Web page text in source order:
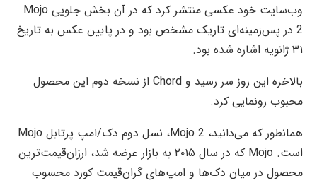
وب‌سایت خود عکسی منتشر کرد که در آن بخش جلویی Mojo
2 در پس‌زمینه‌ای تاریک مشخص بود و در پایین عکس به تاریخ
۳۱ ژانویه اشاره شده بود.
بالاخره این روز سر رسید و Chord از نسخه دوم این محصول
محبوب رونمایی کرد.
همانطور که می‌دانید، Mojo 2، نسل دوم دک/امپ پرتابل Mojo
است. Mojo که در سال ۲۰۱۵ به بازار عرضه شد، ارزان‌قیمت‌ترین
محصول در میان دک‌ها و امپ‌های گران‌قیمت کورد محسوب